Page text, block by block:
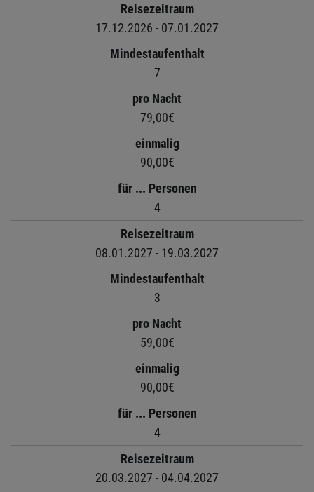
Reisezeitraum
17.12.2026 - 07.01.2027
Mindestaufenthalt
7
pro Nacht
79,00€
einmalig
90,00€
für ... Personen
4
Reisezeitraum
08.01.2027 - 19.03.2027
Mindestaufenthalt
3
pro Nacht
59,00€
einmalig
90,00€
für ... Personen
4
Reisezeitraum
20.03.2027 - 04.04.2027